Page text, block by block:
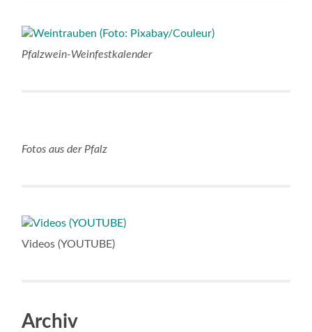
Pfalzwein-Weinfestkalender
Fotos aus der Pfalz
Videos (YOUTUBE)
Archiv